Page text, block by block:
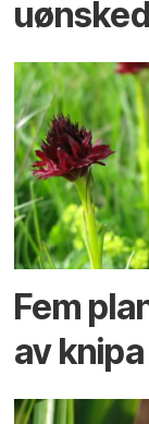
Fem
av knipa